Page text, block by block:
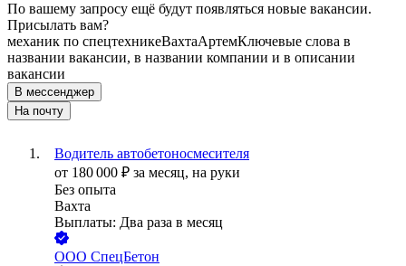
По вашему запросу ещё будут появляться новые вакансии.
Присылать вам?
механик по спецтехникеВахтаАртемКлючевые слова в
названии вакансии, в названии компании и в описании
вакансии
В мессенджер
На почту
Водитель автобетоносмесителя
от 180 000 ₽ за месяц, на руки
Без опыта
Вахта
Выплаты: Два раза в месяц
ООО СпецБетон